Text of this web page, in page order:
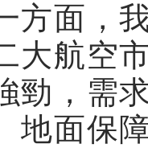
方面，
大航空
勁，需
地面保